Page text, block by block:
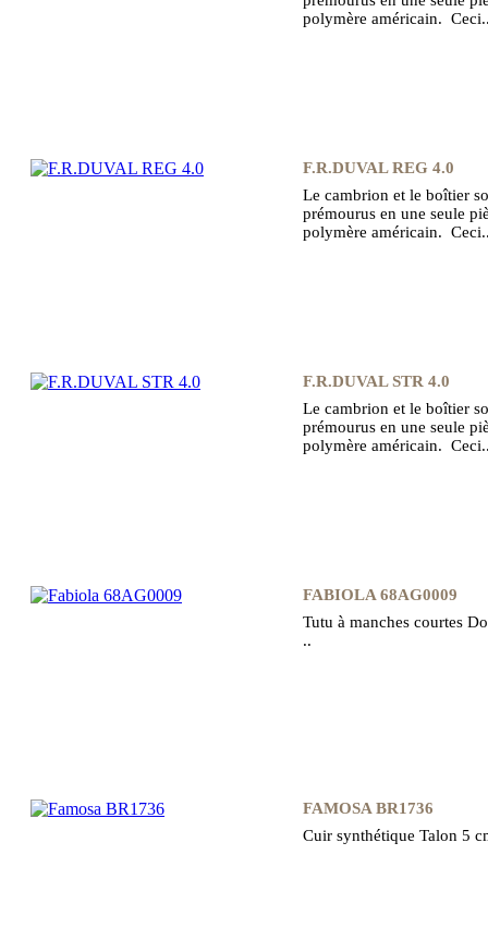
polymère américain.
F.R.DUVAL REG 4.0
Le cambrion et le boîtier
prémourus en une seule
polymère américain.
F.R.DUVAL STR 4.0
Le cambrion et le boîtier
prémourus en une seule
polymère américain.
FABIOLA 68AG0009
Tutu à manches courtes
..
FAMOSA BR1736
Cuir synthétique Talon 5